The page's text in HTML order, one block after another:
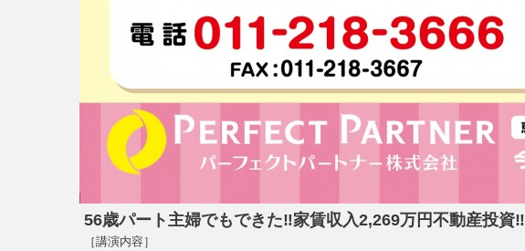
56歳パート主婦でもできた‼家賃収入2,269万円不動産投資‼
［講演内容］